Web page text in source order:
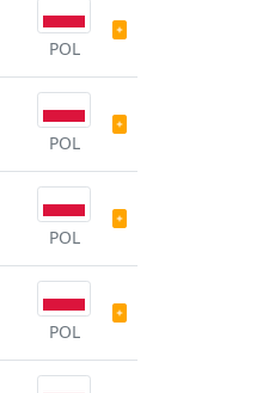
POL
POL
POL
POL